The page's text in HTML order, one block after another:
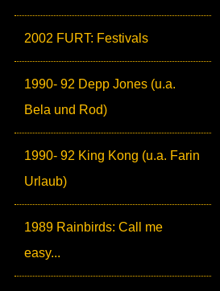
2002 FURT: Festivals
1990- 92 Depp Jones (u.a.
Bela und Rod)
1990- 92 King Kong (u.a. Farin
Urlaub)
1989 Rainbirds: Call me
easy...